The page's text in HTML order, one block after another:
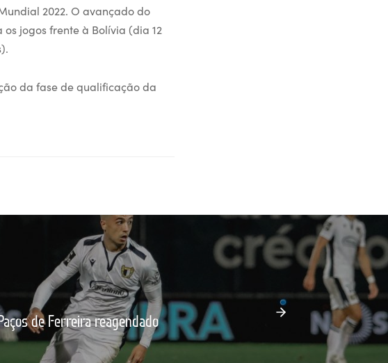
2022. O avançado do
jogos frente à Bolívia (dia 12
da fase de qualificação da
de Ferreira reagendado